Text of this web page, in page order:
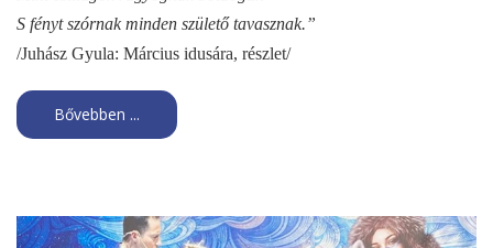
S fényt szórnak minden születő tavasznak.”
/Juhász Gyula: Március idusára, részlet/
Bővebben ...